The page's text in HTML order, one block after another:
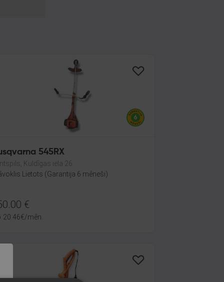
545RX
Kuldīgas iela 26
Lietots (Garantija 6 mēneši)
€
20.46€/mēn.